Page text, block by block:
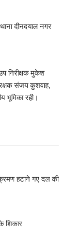
दीनदयाल नगर
निरीक्षक मुकेश
संजय कुशवाह,
भूमिका रही।
हटाने गए दल की
शिकार